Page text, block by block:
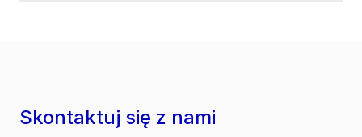
Skontaktuj się z nami